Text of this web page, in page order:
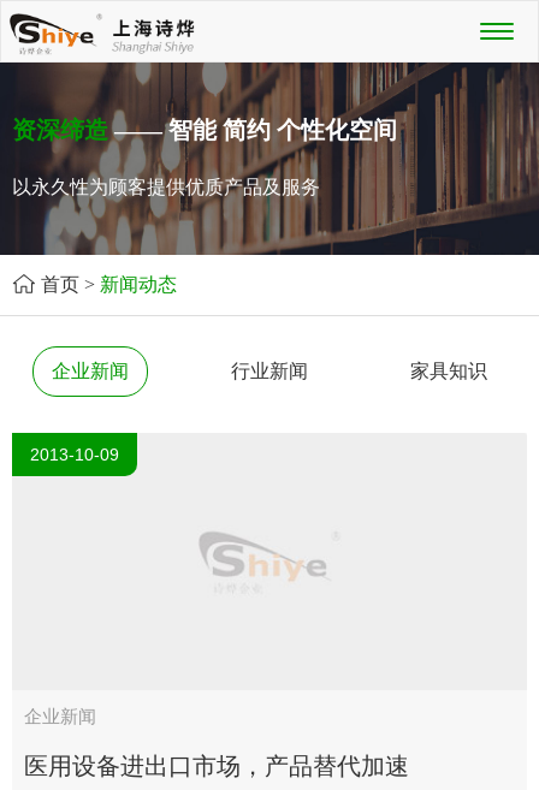
资深缔造—— 智能 简约 个性化空间
以永久性为顾客提供优质产品及服务
首页 > 新闻动态
企业新闻 行业新闻 家具知识
2013-10-09
企业新闻
医用设备进出口市场，产品替代加速